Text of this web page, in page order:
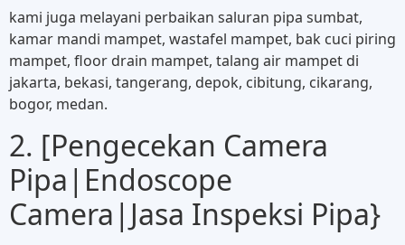
kami juga melayani perbaikan saluran pipa sumbat,
kamar mandi mampet, wastafel mampet, bak cuci piring
mampet, floor drain mampet, talang air mampet di
jakarta, bekasi, tangerang, depok, cibitung, cikarang,
bogor, medan.
2. [Pengecekan Camera
Pipa|Endoscope
Camera|Jasa Inspeksi Pipa}